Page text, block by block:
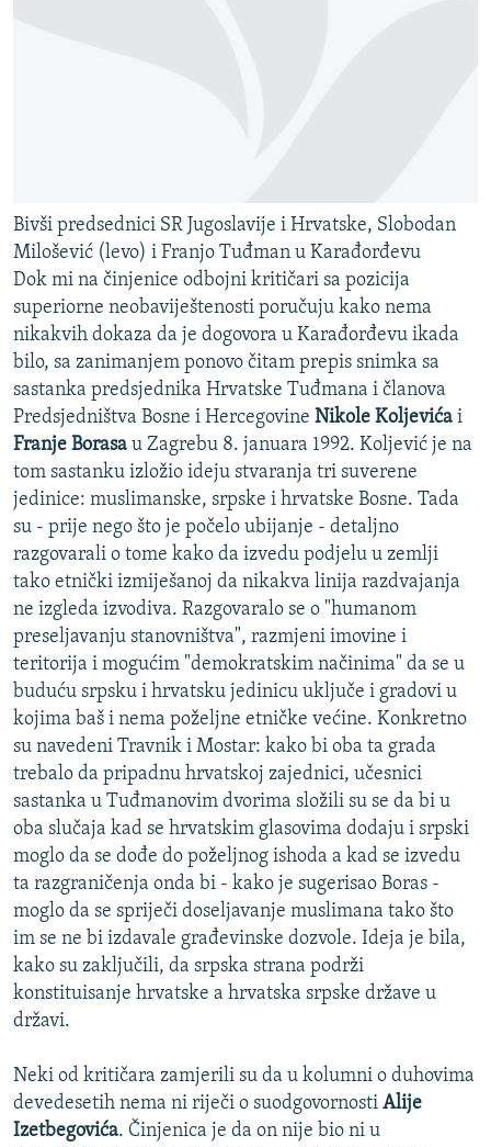
Bivši predsednici SR Jugoslavije i Hrvatske, Slobodan
Milošević (levo) i Franjo Tuđman u Karađorđevu
Dok mi na činjenice odbojni kritičari sa pozicija
superiorne neobaviještenosti poručuju kako nema
nikakvih dokaza da je dogovora u Karađorđevu ikada
bilo, sa zanimanjem ponovo čitam prepis snimka sa
sastanka predsjednika Hrvatske Tuđmana i članova
Predsjedništva Bosne i Hercegovine Nikole Koljevića i
Franje Borasa u Zagrebu 8. januara 1992. Koljević je na
tom sastanku izložio ideju stvaranja tri suverene
jedinice: muslimanske, srpske i hrvatske Bosne. Tada
su - prije nego što je počelo ubijanje - detaljno
razgovarali o tome kako da izvedu podjelu u zemlji
tako etnički izmiješanoj da nikakva linija razdvajanja
ne izgleda izvodiva. Razgovaralo se o "humanom
preseljavanju stanovništva", razmjeni imovine i
teritorija i mogućim "demokratskim načinima" da se u
buduću srpsku i hrvatsku jedinicu uključe i gradovi u
kojima baš i nema poželjne etničke većine. Konkretno
su navedeni Travnik i Mostar: kako bi oba ta grada
trebalo da pripadnu hrvatskoj zajednici, učesnici
sastanka u Tuđmanovim dvorima složili su se da bi u
oba slučaja kad se hrvatskim glasovima dodaju i srpski
moglo da se dođe do poželjnog ishoda a kad se izvedu
ta razgraničenja onda bi - kako je sugerisao Boras -
moglo da se spriječi doseljavanje muslimana tako što
im se ne bi izdavale građevinske dozvole. Ideja je bila,
kako su zaključili, da srpska strana podrži
konstituisanje hrvatske a hrvatska srpske države u
državi.
Neki od kritičara zamjerili su da u kolumni o duhovima
devedesetih nema ni riječi o suodgovornosti Alije
Izetbegovića. Činjenica je da on nije bio ni u